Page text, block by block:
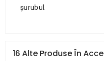
șurubul.
16 Alte Produse În